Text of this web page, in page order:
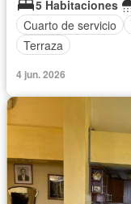
5 Habitaciones
Cuarto de servicio
Terraza
4 jun. 2026